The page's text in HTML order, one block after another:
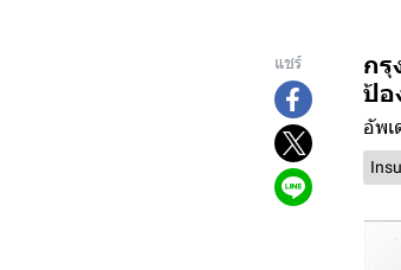
แชร์
กรุ
ป้อ
อัพเ